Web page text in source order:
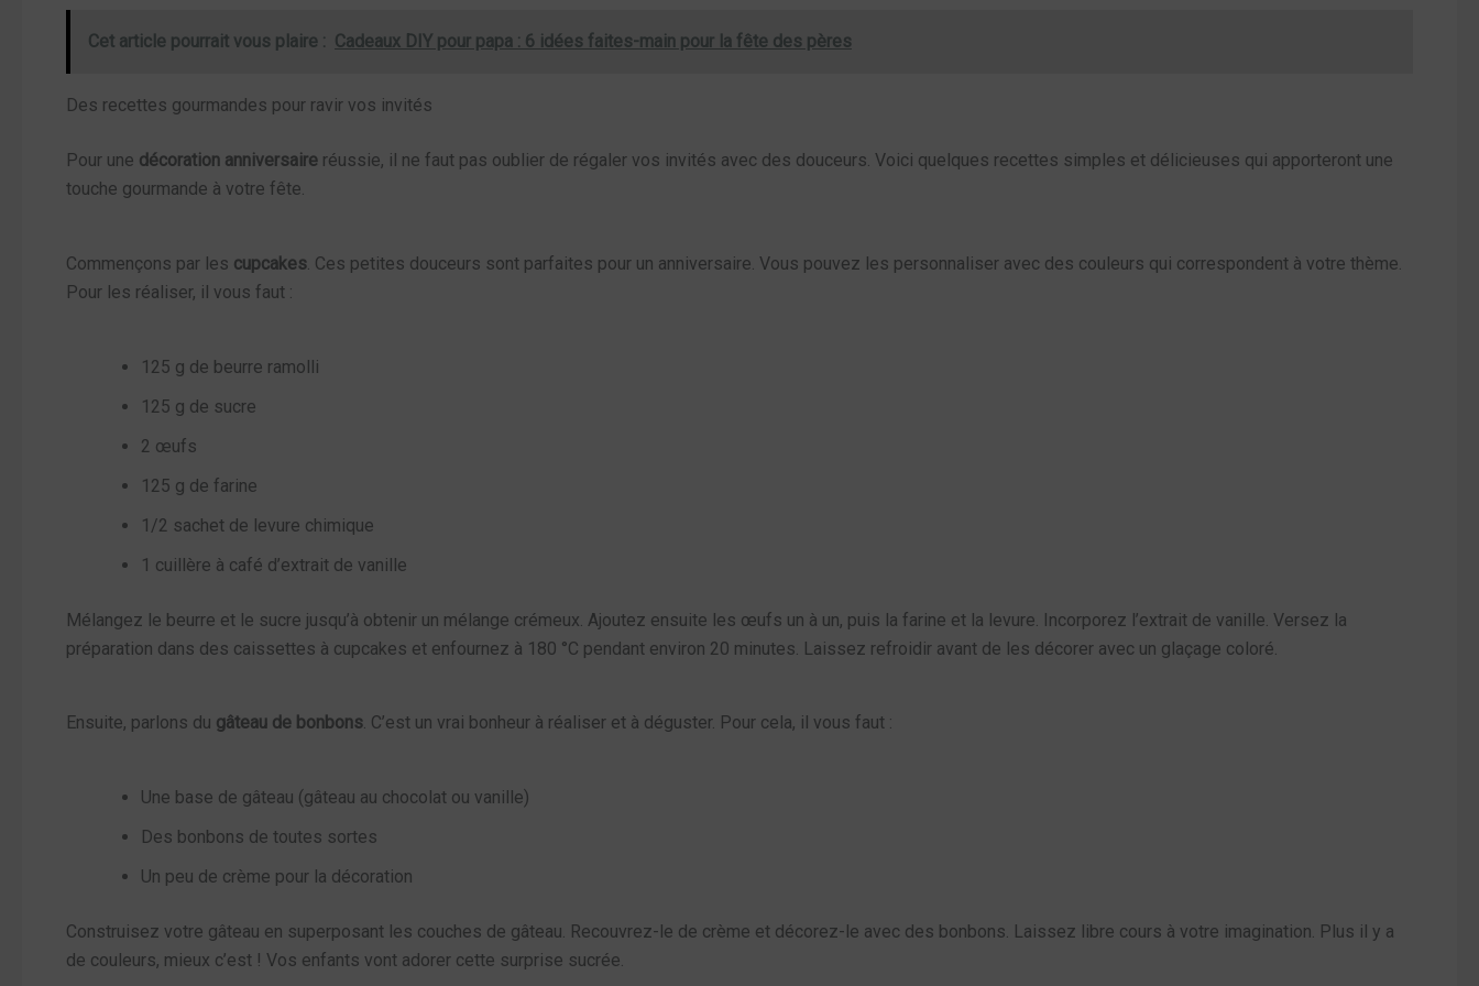
Cet article pourrait vous plaire : Cadeaux DIY pour papa : 6 idées faites-main pour la fête des pères
Des recettes gourmandes pour ravir vos invités
Pour une décoration anniversaire réussie, il ne faut pas oublier de régaler vos invités avec des douceurs. Voici quelques recettes simples et délicieuses qui apporteront une
touche gourmande à votre fête.
Commençons par les cupcakes. Ces petites douceurs sont parfaites pour un anniversaire. Vous pouvez les personnaliser avec des couleurs qui correspondent à votre thème.
Pour les réaliser, il vous faut :
125 g de beurre ramolli
125 g de sucre
2 œufs
125 g de farine
1/2 sachet de levure chimique
1 cuillère à café d’extrait de vanille
Mélangez le beurre et le sucre jusqu’à obtenir un mélange crémeux. Ajoutez ensuite les œufs un à un, puis la farine et la levure. Incorporez l’extrait de vanille. Versez la
préparation dans des caissettes à cupcakes et enfournez à 180 °C pendant environ 20 minutes. Laissez refroidir avant de les décorer avec un glaçage coloré.
Ensuite, parlons du gâteau de bonbons. C’est un vrai bonheur à réaliser et à déguster. Pour cela, il vous faut :
Une base de gâteau (gâteau au chocolat ou vanille)
Des bonbons de toutes sortes
Un peu de crème pour la décoration
Construisez votre gâteau en superposant les couches de gâteau. Recouvrez-le de crème et décorez-le avec des bonbons. Laissez libre cours à votre imagination. Plus il y a
de couleurs, mieux c’est ! Vos enfants vont adorer cette surprise sucrée.